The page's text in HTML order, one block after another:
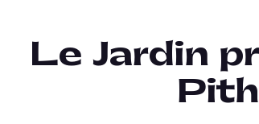
Le Jardin